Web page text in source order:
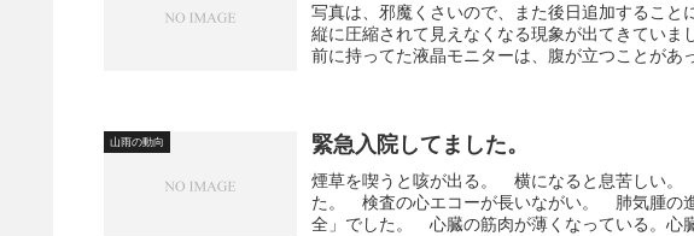
写真は、邪魔くさいので、また後日追加するこ
縦に圧縮されて見えなくなる現象が出てきてい
前に持ってた液晶モニターは、腹が立つことがあ
山雨の動向 緊急入院してました。
煙草を喫うと咳が出る。 横になると息苦しい。
た。 検査の心エコーが長いながい。 肺気腫の
全」でした。 心臓の筋肉が薄くなっている。心